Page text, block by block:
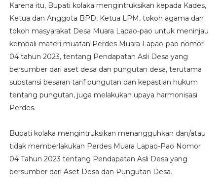
Karena itu, Bupati kolaka mengintruksikan kepada Kades,
Ketua dan Anggota BPD, Ketua LPM, tokoh agama dan
tokoh masyarakat Desa Muara Lapao-pao untuk meninjau
kembali materi muatan Perdes Muara Lapao-pao nomor
04 tahun 2023, tentang Pendapatan Asli Desa yang
bersumber dari aset desa dan pungutan desa, terutama
substansi besaran tarif pungutan dan kepastian hukum
tentang pungutan, juga melakukan upaya harmonisasi
Perdes.
Bupati kolaka mengintruksikan menangguhkan dan/atau
tidak memberlakukan Perdes Muara Lapao-Pao Nomor
04 Tahun 2023 tentang Pendapatan Asli Desa yang
bersumber dari Aset Desa dan Pungutan Desa.